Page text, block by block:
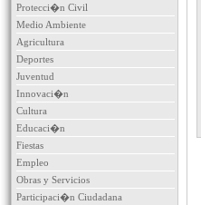
Protecci�n Civil
Medio Ambiente
Agricultura
Deportes
Juventud
Innovaci�n
Cultura
Educaci�n
Fiestas
Empleo
Obras y Servicios
Participaci�n Ciudadana